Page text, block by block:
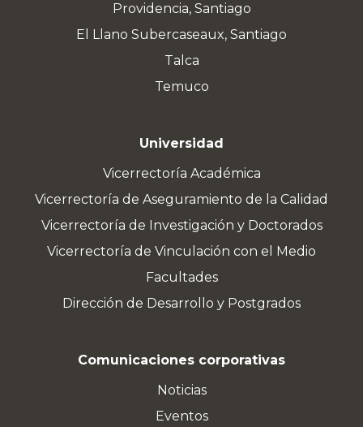
Providencia, Santiago
El Llano Subercaseaux, Santiago
Talca
Temuco
Universidad
Vicerrectoría Académica
Vicerrectoría de Aseguramiento de la Calidad
Vicerrectoría de Investigación y Doctorados
Vicerrectoría de Vinculación con el Medio
Facultades
Dirección de Desarrollo y Postgrados
Comunicaciones corporativas
Noticias
Eventos